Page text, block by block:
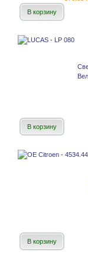
В корзину
В корзину
В корзину